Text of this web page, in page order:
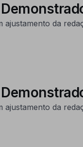
da
da